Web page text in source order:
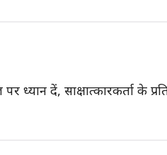
दें, साक्षात्कारकर्ता के